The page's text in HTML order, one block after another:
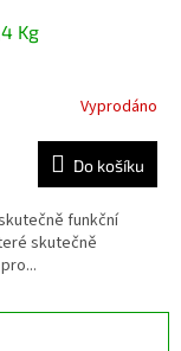
Kg
Vyprodáno
Do košíku
funkční
skutečně